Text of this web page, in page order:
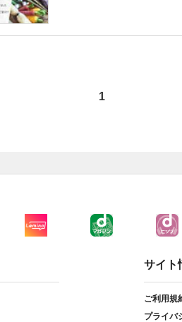
1
サイト
ご利用規
プライバ